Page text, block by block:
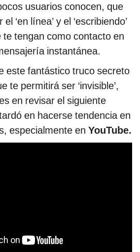
usuarios conocen, que
‘en línea’ y el ‘escribiendo’
tengan como contacto en
instantánea.
este fantástico truco secreto
te permitirá ser ‘invisible’,
en revisar el siguiente
en hacerse tendencia en
especialmente en YouTube.